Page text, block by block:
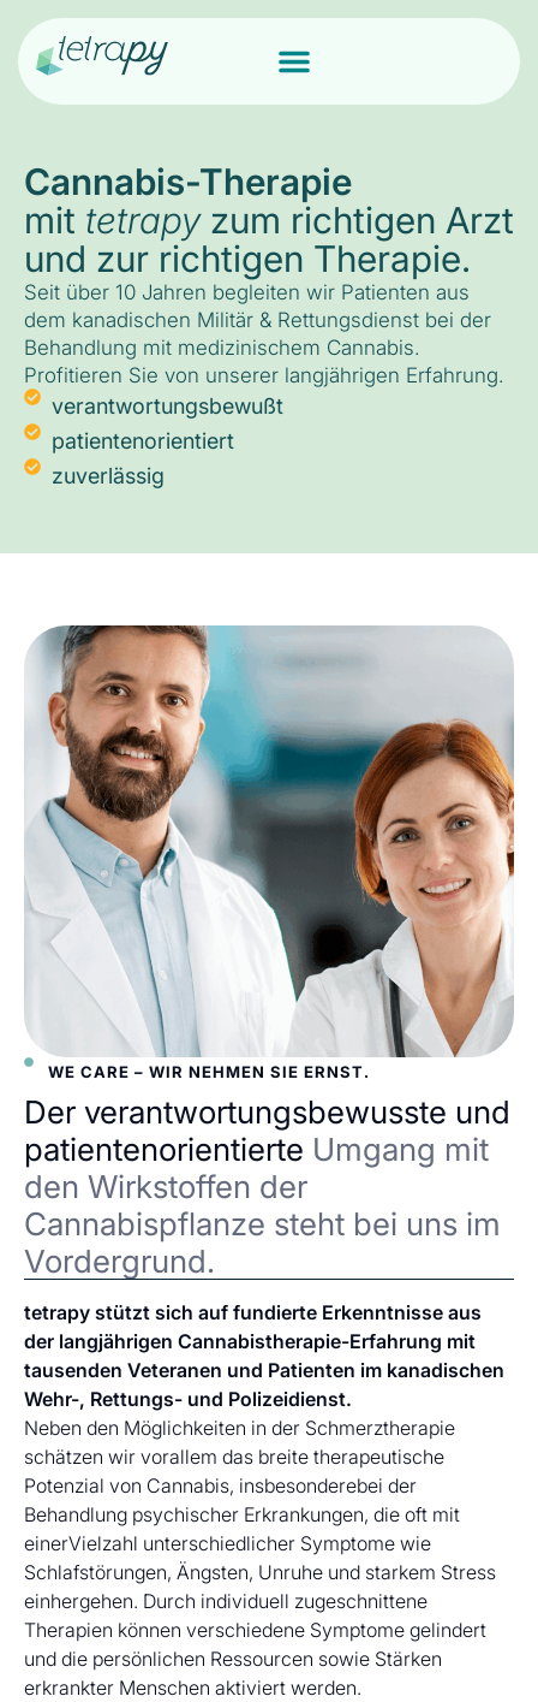
Cannabis-Therapie
mit tetrapyzum richtigen Arzt
und zur richtigen Therapie.
Seit über 10 Jahren begleiten wir Patienten aus
dem kanadischen Militär & Rettungsdienst bei der
Behandlung mit medizinischem Cannabis.
Profitieren Sie von unserer langjährigen Erfahrung.
verantwortungsbewußt
patientenorientiert
zuverlässig
WE CARE – WIR NEHMEN SIE ERNST.
Der verantwortungsbewusste und
patientenorientierte Umgang mit
den Wirkstoffen der
Cannabispflanze steht bei uns im
Vordergrund.
tetrapy stützt sich auf fundierte Erkenntnisse aus
der langjährigen Cannabistherapie-Erfahrung mit
tausenden Veteranen und Patienten im kanadischen
Wehr-, Rettungs- und Polizeidienst.
Neben den Möglichkeiten in der Schmerztherapie
schätzen wir vorallem das breite therapeutische
Potenzial von Cannabis, insbesonderebei der
Behandlung psychischer Erkrankungen, die oft mit
einerVielzahl unterschiedlicher Symptome wie
Schlafstörungen, Ängsten, Unruhe und starkem Stress
einhergehen. Durch individuell zugeschnittene
Therapien können verschiedene Symptome gelindert
und die persönlichen Ressourcen sowie Stärken
erkrankter Menschen aktiviert werden.